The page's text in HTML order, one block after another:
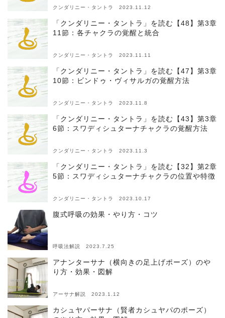
クンダリニー・タントラ 2023.11.12
「クンダリニー・タントラ」を読む【48】第3章
11節：各チャクラの覚醒と統合
クンダリニー・タントラ 2023.11.11
「クンダリニー・タントラ」を読む【47】第3章
10節：ビンドゥ・ヴィサルガの覚醒方法
クンダリニー・タントラ 2023.11.8
「クンダリニー・タントラ」を読む【43】第3章
6節：スワディシュターナチャクラの覚醒方法
クンダリニー・タントラ 2023.11.3
「クンダリニー・タントラ」を読む【32】第2章
5節：スワディシュターナチャクラの位置や特徴
クンダリニー・タントラ 2023.10.17
腹式呼吸の効果・やり方・コツ
呼吸法解説 2023.7.25
アナンターサナ（横向きの足上げポーズ）のや
り方・効果・図解
アーサナ解説 2023.1.12
カシュヤパーサナ（賢者カシュヤパのポーズ）